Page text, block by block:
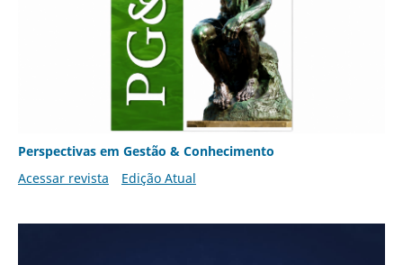
Perspectivas em Gestão & Conhecimento
Acessar revista
Edição Atual